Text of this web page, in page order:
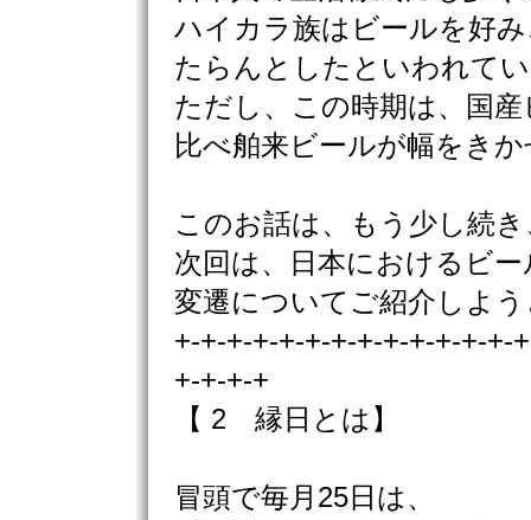
ハイカラ族はビールを好
たらんとしたといわれて
ただし、この時期は、国
比べ舶来ビールが幅をき
このお話は、もう少し続き
次回は、日本におけるビー
変遷についてご紹介しよ
+-+-+-+-+-+-+-+-+-+-+-+-+-
+-+-+-+
【 2 縁日とは】
冒頭で毎月25日は、